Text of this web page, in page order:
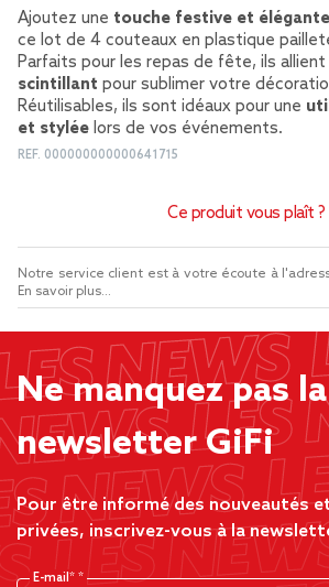
Ajoutez une touche festive et élégante
ce lot de 4 couteaux en plastique
Parfaits pour les repas de fête, ils allient
scintillant pour sublimer votre
Réutilisables, ils sont idéaux pour une
et stylée lors de vos événements.
REF. 000000000000641715
Ce produit vous plaît ?
Notre service client est à votre écoute à
En savoir plus...
Ne manquez pas la
newsletter GiFi
Pour être informé des nouveautés
privées, inscrivez-vous à la
E-mail*